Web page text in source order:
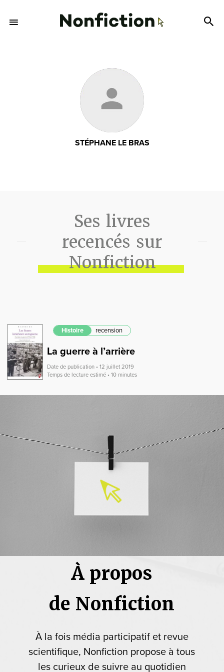
STÉPHANE LE BRAS
Ses livres
recencés sur
Nonfiction
Histoire recension
La guerre à l’arrière
Date de publication • 12 juillet 2019
Temps de lecture estimé • 10 minutes
À propos
de Nonfiction
À la fois média participatif et revue
scientifique, Nonfiction propose à tous
les curieux de suivre au quotidien